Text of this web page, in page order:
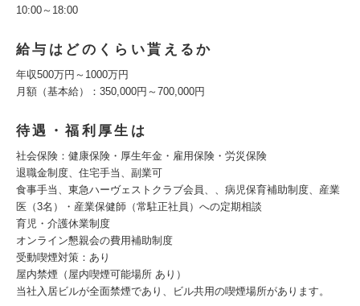
10:00～18:00
給与はどのくらい貰えるか
年収500万円～1000万円
月額（基本給）：350,000円～700,000円
待遇・福利厚生は
社会保険：健康保険・厚生年金・雇用保険・労災保険
退職金制度、住宅手当、副業可
食事手当、東急ハーヴェストクラブ会員、、病児保育補助制度、産業
医（3名）・産業保健師（常駐正社員）への定期相談
育児・介護休業制度
オンライン懇親会の費用補助制度
受動喫煙対策：あり
屋内禁煙（屋内喫煙可能場所 あり）
当社入居ビルが全面禁煙であり、ビル共用の喫煙場所があります。